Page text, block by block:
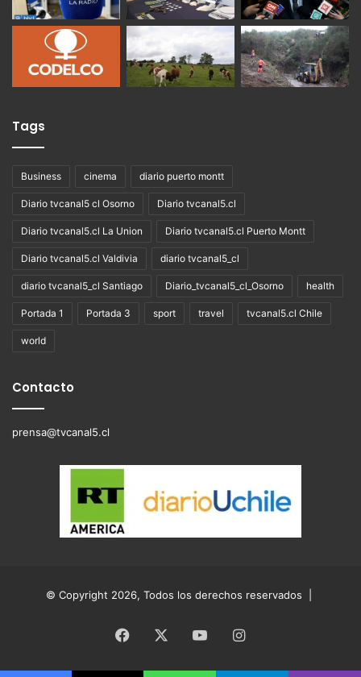
Tags
Business cinema diario puerto montt
Diario tvcanal5 cl Osorno Diario tvcanal5.cl
Diario tvcanal5.cl La Union Diario tvcanal5.cl Puerto Montt
Diario tvcanal5.cl Valdivia diario tvcanal5_cl
diario tvcanal5_cl Santiago Diario_tvcanal5_cl_Osorno health
Portada 1 Portada 3 sport travel tvcanal5.cl Chile
world
Contacto
prensa@tvcanal5.cl
© Copyright 2026, Todos los derechos reservados |
Facebook YouTubeInstagram